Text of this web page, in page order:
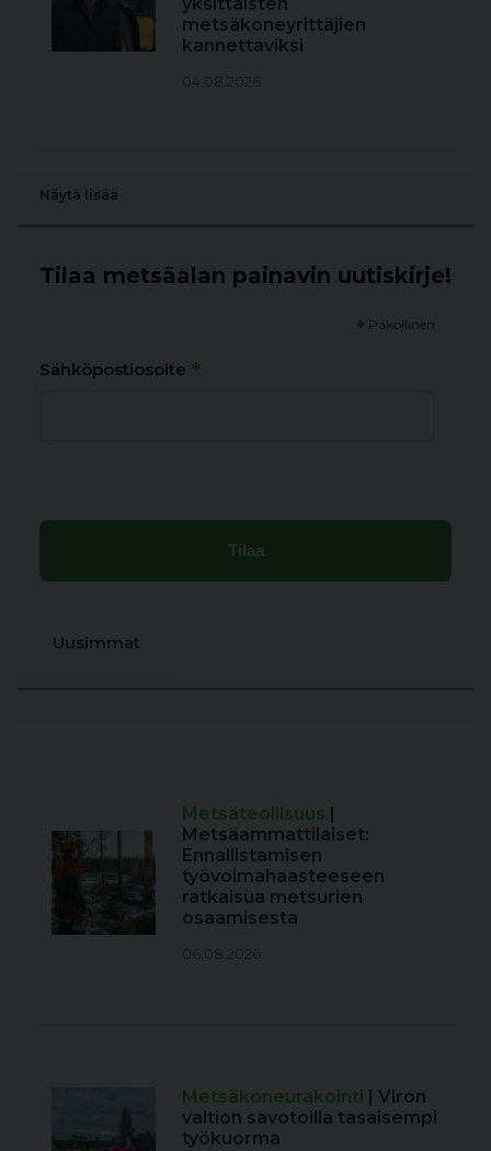
metsäkoneyrittäjien
kannettaviksi
04.08.2026
Näytä lisää
Tilaa metsäalan painavin uutiskirje!
* Pakollinen
Sähköpostiosoite *
Uusimmat
Metsäteollisuus
Metsäammattilaiset:
Ennallistamisen
työvoimahaasteeseen
ratkaisua metsurien
osaamisesta
06.08.2026
Metsäkoneurakointi
| Viron
valtion savotoilla tasaisempi
työkuorma